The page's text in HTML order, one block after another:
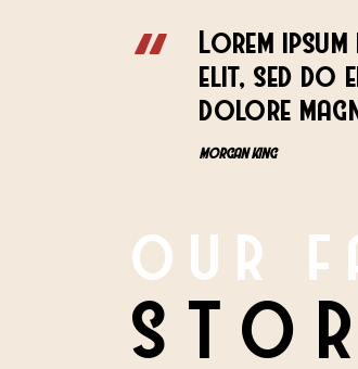
Lorem
elit, sed do
dolore
MORGAN KING
OUR